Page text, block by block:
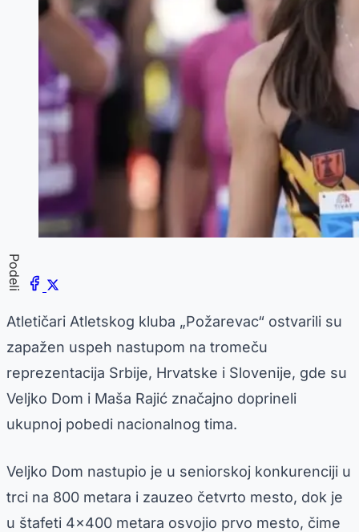
Podeli
Atletičari Atletskog kluba „Požarevac“ ostvarili su
zapažen uspeh nastupom na tromeču
reprezentacija Srbije, Hrvatske i Slovenije, gde su
Veljko Dom i Maša Rajić značajno doprineli
ukupnoj pobedi nacionalnog tima.
Veljko Dom nastupio je u seniorskoj konkurenciji u
trci na 800 metara i zauzeo četvrto mesto, dok je
u štafeti 4×400 metara osvojio prvo mesto, čime